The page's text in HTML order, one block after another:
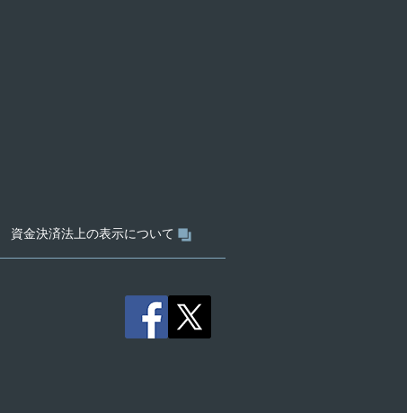
資金決済法上の表示について